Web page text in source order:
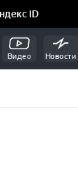
Видео Новости